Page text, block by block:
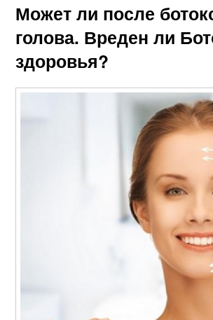
Может ли после
голова. Вреден ли
здоровья?